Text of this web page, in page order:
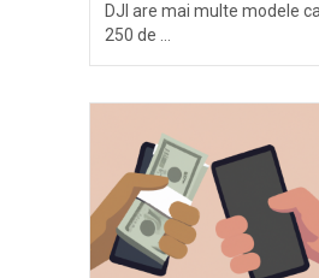
DJI are mai multe modele
250 de …